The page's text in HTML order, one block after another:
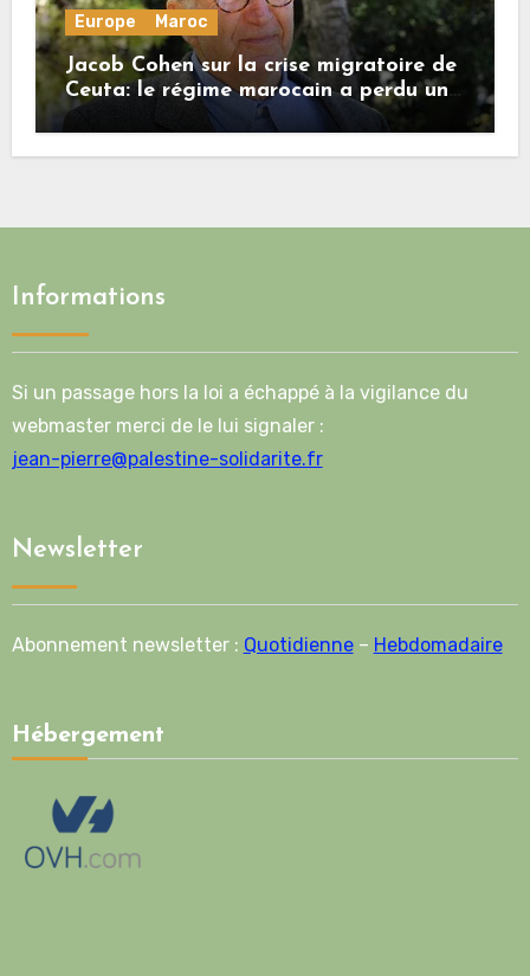
Europe Maroc
Jacob Cohen sur la crise migratoire de
Ceuta: le régime marocain a perdu une
bonne part de sa crédibilité vis-à-vis
Informations
Si un passage hors la loi a échappé à la vigilance du
webmaster merci de le lui signaler :
jean-pierre@palestine-solidarite.fr
Newsletter
Abonnement newsletter : Quotidienne– Hebdomadaire
Hébergement